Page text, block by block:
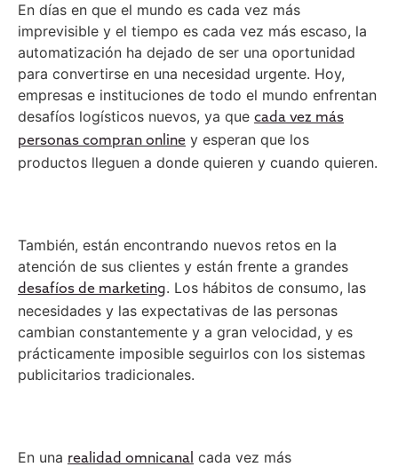
En días en que el mundo es cada vez más
imprevisible y el tiempo es cada vez más escaso, la
automatización ha dejado de ser una oportunidad
para convertirse en una necesidad urgente. Hoy,
empresas e instituciones de todo el mundo enfrentan
desafíos logísticos nuevos, ya que cada vez más
personas compran online y esperan que los
productos lleguen a donde quieren y cuando quieren.
También, están encontrando nuevos retos en la
atención de sus clientes y están frente a grandes
desafíos de marketing. Los hábitos de consumo, las
necesidades y las expectativas de las personas
cambian constantemente y a gran velocidad, y es
prácticamente imposible seguirlos con los sistemas
publicitarios tradicionales.
En una realidad omnicanal cada vez más